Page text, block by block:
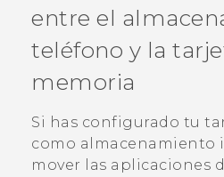
VIVERSE
AYUDA
Dispositivos y accesorios HTC
Iniciar sesión
entre el
teléfono y la
memoria
Si has configurado tu
como almacenamiento
mover las aplicaciones